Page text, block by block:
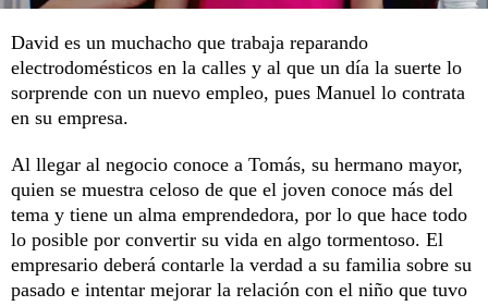
David es un muchacho que trabaja reparando
electrodomésticos en la calles y al que un día la suerte lo
sorprende con un nuevo empleo, pues Manuel lo contrata
en su empresa.
Al llegar al negocio conoce a Tomás, su hermano mayor,
quien se muestra celoso de que el joven conoce más del
tema y tiene un alma emprendedora, por lo que hace todo
lo posible por convertir su vida en algo tormentoso. El
empresario deberá contarle la verdad a su familia sobre su
pasado e intentar mejorar la relación con el niño que tuvo